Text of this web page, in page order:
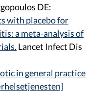
DE:
with placebo for
a meta-analysis of
Lancet Infect Dis
in general practice